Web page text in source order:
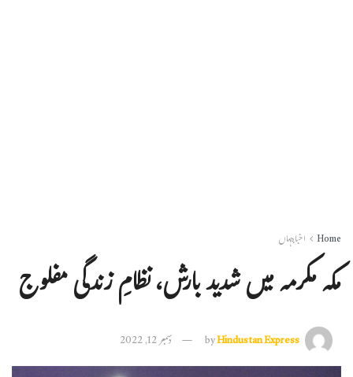
Home اخبارجہاں
مکہ مکرمہ میں شدید بارش، نظامِ زندگی مفلوج
byHindustan Express دسمبر 12, 2022